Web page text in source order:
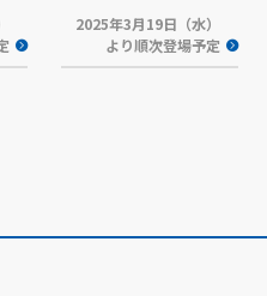
2025年3月19日（水）
より順次登場予定